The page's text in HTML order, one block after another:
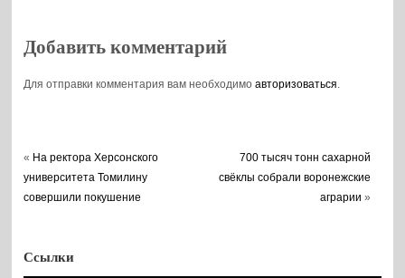
Добавить комментарий
Для отправки комментария вам необходимоавторизоваться.
« На ректора Херсонского
университета Томилину
совершили покушение
700 тысяч тонн сахарной
свёклы собрали воронежские
аграрии »
Ссылки